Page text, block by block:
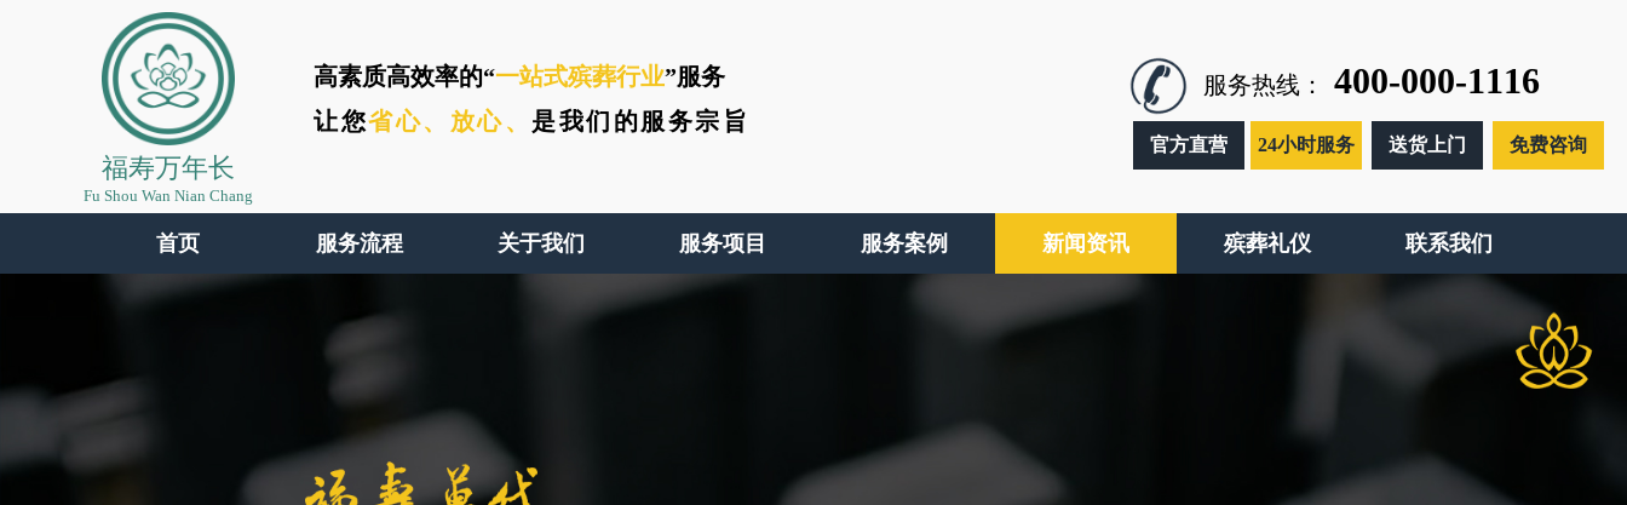
福寿万年长
Fu Shou Wan Nian Chang
高素质高效率的“一站式殡葬行业”服务
让您省心、 放心、 是我们的服务宗旨
服务热线： 400-000-1116
官方直营 24小时服务 送货上门 免费咨询
首页 服务流程 关于我们 服务项目 服务案例 新闻资讯 殡葬礼仪 联系我们